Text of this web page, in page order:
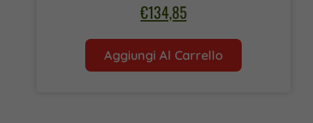
€134,85
Aggiungi Al Carrello